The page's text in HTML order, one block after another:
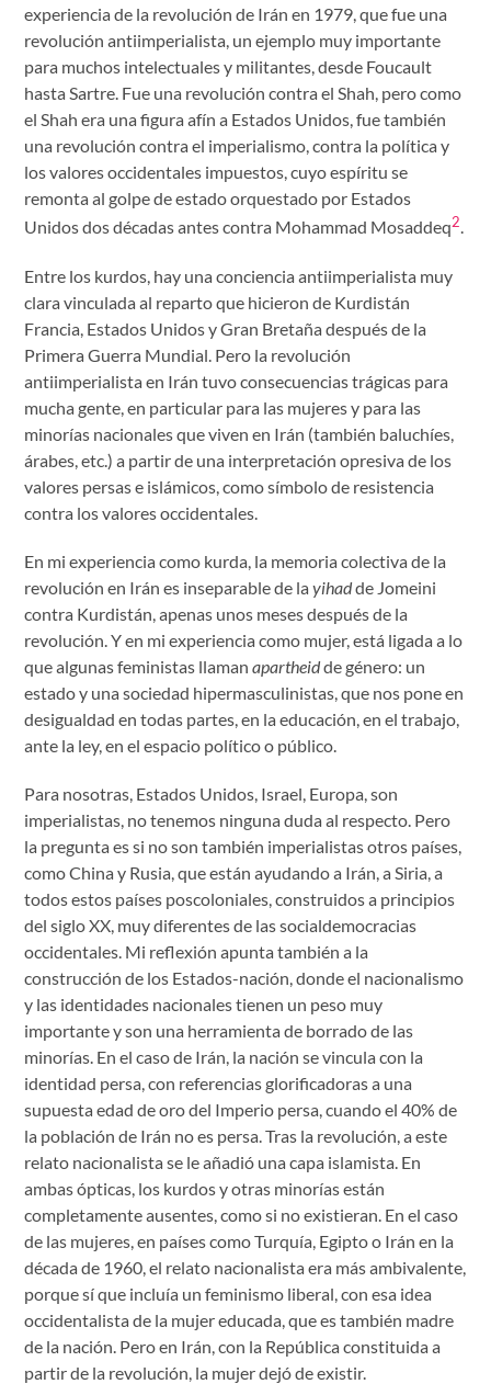
experiencia de la revolución de Irán en 1979, que fue una
revolución antiimperialista, un ejemplo muy importante
para muchos intelectuales y militantes, desde Foucault
hasta Sartre. Fue una revolución contra el Shah, pero como
el Shah era una figura afín a Estados Unidos, fue también
una revolución contra el imperialismo, contra la política y
los valores occidentales impuestos, cuyo espíritu se
remonta al golpe de estado orquestado por Estados
Unidos dos décadas antes contra Mohammad Mosaddeq2.
Entre los kurdos, hay una conciencia antiimperialista muy
clara vinculada al reparto que hicieron de Kurdistán
Francia, Estados Unidos y Gran Bretaña después de la
Primera Guerra Mundial. Pero la revolución
antiimperialista en Irán tuvo consecuencias trágicas para
mucha gente, en particular para las mujeres y para las
minorías nacionales que viven en Irán (también baluchíes,
árabes, etc.) a partir de una interpretación opresiva de los
valores persas e islámicos, como símbolo de resistencia
contra los valores occidentales.
En mi experiencia como kurda, la memoria colectiva de la
revolución en Irán es inseparable de layihadde Jomeini
contra Kurdistán, apenas unos meses después de la
revolución. Y en mi experiencia como mujer, está ligada a lo
que algunas feministas llamanapartheidde género: un
estado y una sociedad hipermasculinistas, que nos pone en
desigualdad en todas partes, en la educación, en el trabajo,
ante la ley, en el espacio político o público.
Para nosotras, Estados Unidos, Israel, Europa, son
imperialistas, no tenemos ninguna duda al respecto. Pero
la pregunta es si no son también imperialistas otros países,
como China y Rusia, que están ayudando a Irán, a Siria, a
todos estos países poscoloniales, construidos a principios
del siglo XX, muy diferentes de las socialdemocracias
occidentales. Mi reflexión apunta también a la
construcción de los Estados-nación, donde el nacionalismo
y las identidades nacionales tienen un peso muy
importante y son una herramienta de borrado de las
minorías. En el caso de Irán, la nación se vincula con la
identidad persa, con referencias glorificadoras a una
supuesta edad de oro del Imperio persa, cuando el 40% de
la población de Irán no es persa. Tras la revolución, a este
relato nacionalista se le añadió una capa islamista. En
ambas ópticas, los kurdos y otras minorías están
completamente ausentes, como si no existieran. En el caso
de las mujeres, en países como Turquía, Egipto o Irán en la
década de 1960, el relato nacionalista era más ambivalente,
porque sí que incluía un feminismo liberal, con esa idea
occidentalista de la mujer educada, que es también madre
de la nación. Pero en Irán, con la República constituida a
partir de la revolución, la mujer dejó de existir.